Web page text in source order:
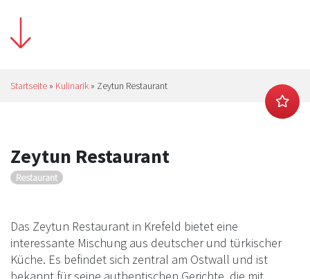
Startseite » Kulinarik » Zeytun Restaurant
Zeytun Restaurant
Restaurant
Das Zeytun Restaurant in Krefeld bietet eine
interessante Mischung aus deutscher und türkischer
Küche. Es befindet sich zentral am Ostwall und ist
bekannt für seine authentischen Gerichte, die mit